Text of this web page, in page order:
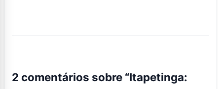
2 comentários sobre “Itapetinga: